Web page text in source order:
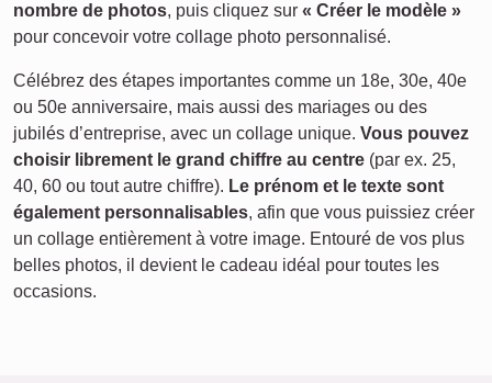
nombre de photos, puis cliquez sur « Créer le modèle »
pour concevoir votre collage photo personnalisé.
Célébrez des étapes importantes comme un 18e, 30e, 40e
ou 50e anniversaire, mais aussi des mariages ou des
jubilés d’entreprise, avec un collage unique. Vous pouvez
choisir librement le grand chiffre au centre (par ex. 25,
40, 60 ou tout autre chiffre). Le prénom et le texte sont
également personnalisables, afin que vous puissiez créer
un collage entièrement à votre image. Entouré de vos plus
belles photos, il devient le cadeau idéal pour toutes les
occasions.